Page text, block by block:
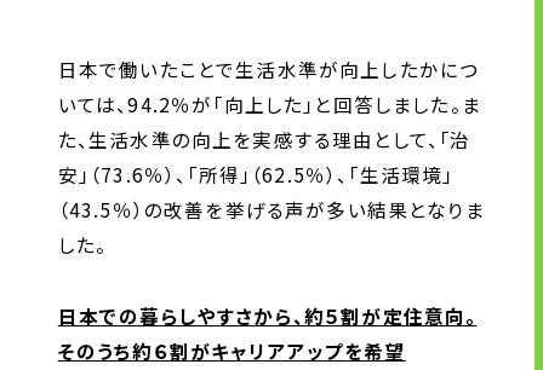
日本で働いたことで生活水準が向上したかにつ
いては、94.2％が「向上した」と回答しました。ま
た、生活水準の向上を実感する理由として、「治
安」（73.6％）、「所得」（62.5％）、「生活環境」
（43.5％）の改善を挙げる声が多い結果となりま
した。
日本での暮らしやすさから、約５割が定住意向。
そのうち約６割がキャリアアップを希望